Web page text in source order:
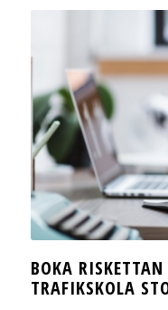
BOKA
TRAFIKSKOLA